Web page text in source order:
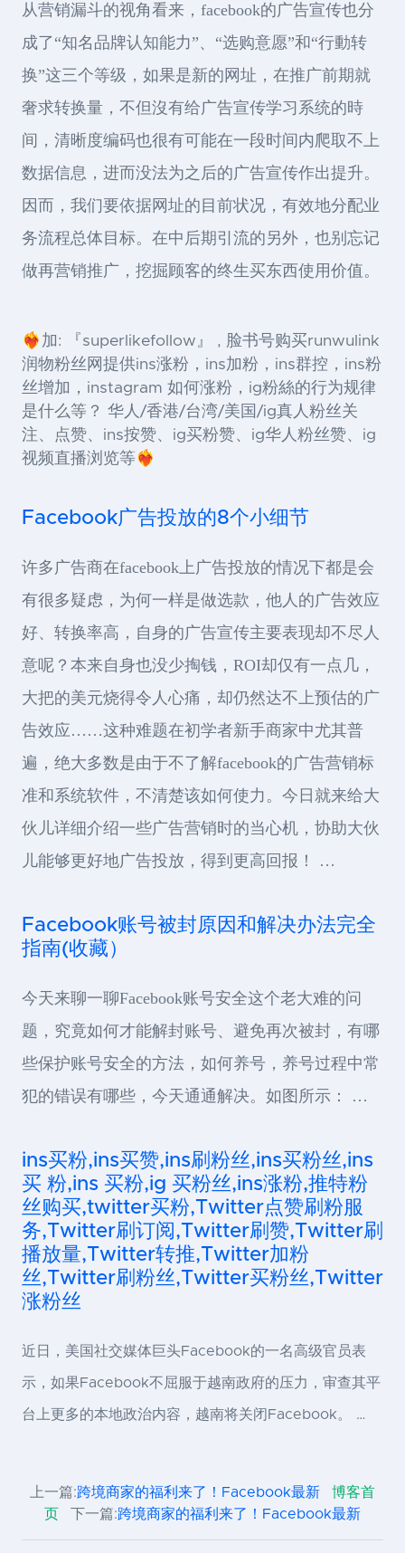
从营销漏斗的视角看来，facebook的广告宣传也分
成了“知名品牌认知能力”、“选购意愿”和“行動转
换”这三个等级，如果是新的网址，在推广前期就
奢求转换量，不但沒有给广告宣传学习系统的時
间，清晰度编码也很有可能在一段时间内爬取不上
数据信息，进而没法为之后的广告宣传作出提升。
因而，我们要依据网址的目前状况，有效地分配业
务流程总体目标。在中后期引流的另外，也别忘记
做再营销推广，挖掘顾客的终生买东西使用价值。
❤️‍🔥加: 『superlikefollow』 , 脸书号购买runwulink
润物粉丝网提供ins涨粉，ins加粉，ins群控，ins粉
丝增加，instagram 如何涨粉，ig粉絲的行为规律
是什么等？ 华人/香港/台湾/美国/ig真人粉丝关
注、点赞、ins按赞、ig买粉赞、ig华人粉丝赞、ig
视频直播浏览等❤️‍🔥
Facebook广告投放的8个小细节
许多广告商在facebook上广告投放的情况下都是会
有很多疑虑，为何一样是做选款，他人的广告效应
好、转换率高，自身的广告宣传主要表现却不尽人
意呢？本来自身也没少掏钱，ROI却仅有一点几，
大把的美元烧得令人心痛，却仍然达不上预估的广
告效应……这种难题在初学者新手商家中尤其普
遍，绝大多数是由于不了解facebook的广告营销标
准和系统软件，不清楚该如何使力。今日就来给大
伙儿详细介绍一些广告营销时的当心机，协助大伙
儿能够更好地广告投放，得到更高回报！ …
Facebook账号被封原因和解决办法完全
指南(收藏）
今天来聊一聊Facebook账号安全这个老大难的问
题，究竟如何才能解封账号、避免再次被封，有哪
些保护账号安全的方法，如何养号，养号过程中常
犯的错误有哪些，今天通通解决。如图所示： …
ins买粉,ins买赞,ins刷粉丝,ins买粉丝,ins
买 粉,ins 买粉,ig 买粉丝,ins涨粉,推特粉
丝购买,twitter买粉,Twitter点赞刷粉服
务,Twitter刷订阅,Twitter刷赞,Twitter刷
播放量,Twitter转推,Twitter加粉
丝,Twitter刷粉丝,Twitter买粉丝,Twitter
涨粉丝
近日，美国社交媒体巨头Facebook的一名高级官员表
示，如果Facebook不屈服于越南政府的压力，审查其平
台上更多的本地政治内容，越南将关闭Facebook。 …
上一篇:跨境商家的福利来了！Facebook最新
博客首
页
下一篇:跨境商家的福利来了！Facebook最新